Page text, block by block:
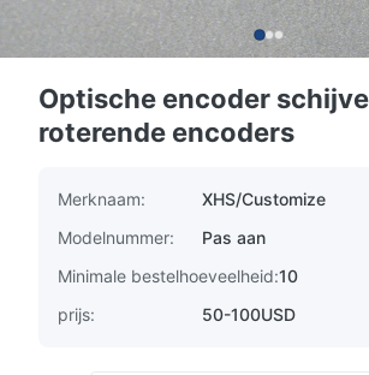
Optische encoder
roterende encoders
Merknaam:
XHS/Customize
Modelnummer:
Pas aan
Minimale bestelhoeveelheid:10
prijs:
50-100USD